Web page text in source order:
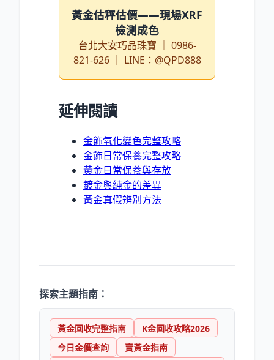
黃金估秤估價——現場XRF
檢測成色
台北大安巧品珠寶 ｜ 0986-
821-626 ｜ LINE：@QPD888
延伸閱讀
金飾氧化變色完整攻略
金飾日常保養完整攻略
黃金日常保養與存放
鍍金與純金的差異
黃金真假辨別方法
探索主題指南：
黃金回收完整指南
K金回收攻略2026
今日金價查詢
賣黃金指南